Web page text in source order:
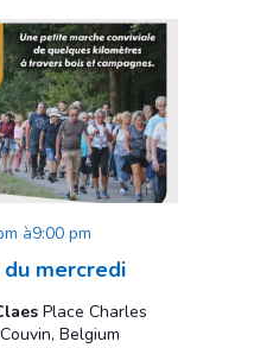
mercredi
à9:00 pm
Place Charles
Belgium